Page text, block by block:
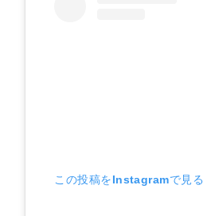
この投稿をInstagramで見る